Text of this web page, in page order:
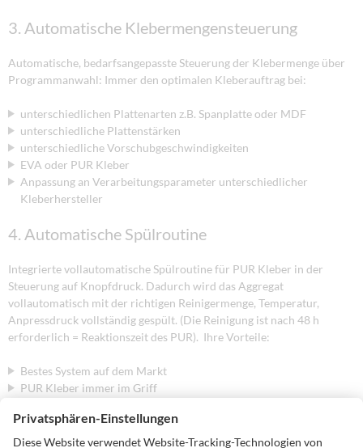
3. Automatische Klebermengensteuerung
Automatische, bedarfsangepasste Steuerung der Klebermenge über
Programmanwahl: Immer den optimalen Kleberauftrag bei:
unterschiedlichen Plattenarten z.B. Spanplatte oder MDF
unterschiedliche Plattenstärken
unterschiedliche Vorschubgeschwindigkeiten
EVA oder PUR Kleber
Anpassung an Verarbeitungsparameter unterschiedlicher
Kleberhersteller
4. Automatische Spülroutine
Integrierte vollautomatische Spülroutine für PUR Kleber in der
Steuerung auf Knopfdruck. Dadurch wird das Aggregat
vollautomatisch mit der richtigen Reinigermenge, Temperatur,
Anpressdruck vollständig gespült. (Die Reinigung ist nach 48 h
erforderlich = Reaktionszeit des PUR). Ihre Vorteile:
Bestes System auf dem Markt
PUR Kleber immer im Griff
5. Resteklebermengenüberwachung